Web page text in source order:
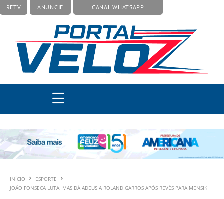
RFTV ANUNCIE CANAL WHATSAPP
INÍCIO
ESPORTE
JOÃO FONSECA LUTA, MAS DÁ ADEUS A ROLAND GARROS APÓS REVÉS PARA MENSIK